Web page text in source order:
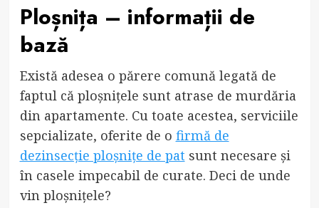
Ploșnița – informații de
bază
Există adesea o părere comună legată de
faptul că ploșnițele sunt atrase de murdăria
din apartamente. Cu toate acestea, serviciile
sepcializate, oferite de o firmă de
dezinsecție ploșnițe de patsunt necesare și
în casele impecabil de curate. Deci de unde
vin ploșnițele?